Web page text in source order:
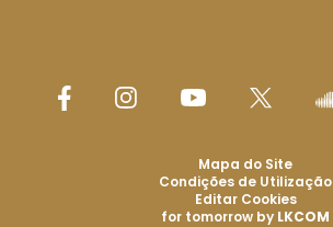
Mapa do Site
Condições de Utilização
Editar Cookies
for tomorrow by LKCOM